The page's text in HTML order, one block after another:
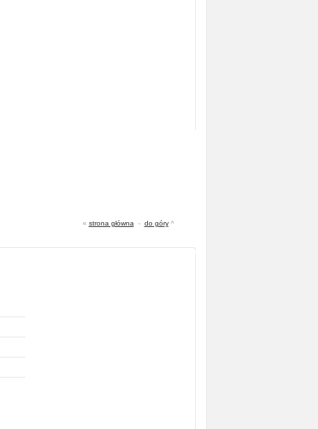
« strona główna - do góry^